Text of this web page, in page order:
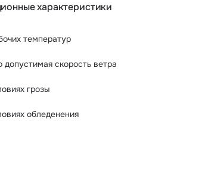
характеристики
температур
скорость ветра
грозы
обледенения